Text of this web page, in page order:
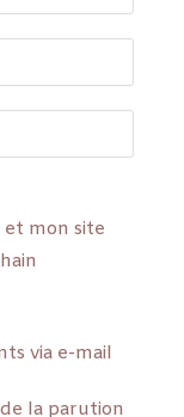
mon site
via e-mail
la parution